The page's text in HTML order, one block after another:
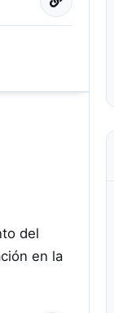
del
en la